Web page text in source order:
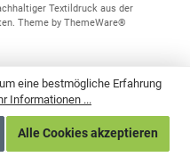
Textildruck aus der
Theme by ThemeWare®
eine bestmögliche Erfahrung
Informationen ...
Alle Cookies akzeptieren